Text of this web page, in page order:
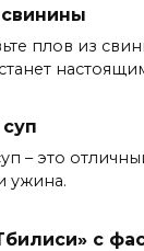
плов из
– это
ужина.
с